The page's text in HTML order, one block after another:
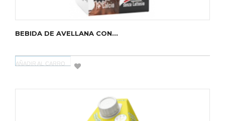
BEBIDA DE AVELLANA CON...
AÑADIR AL CARRO